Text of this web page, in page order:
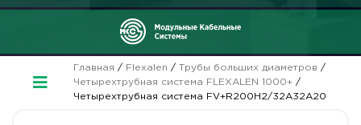
Главная / Flexalen / Трубы больших диаметров /
Четырехтрубная система FLEXALEN 1000+/
Четырехтрубная система FV+R200H2/32A32A20